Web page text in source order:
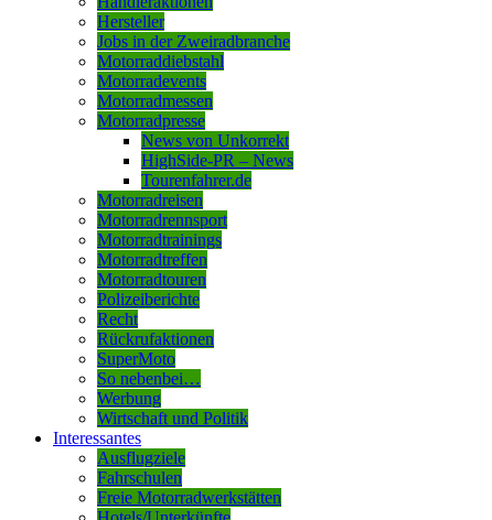
Hersteller
Jobs in der Zweiradbranche
Motorraddiebstahl
Motorradevents
Motorradmessen
Motorradpresse
News von Unkorrekt
HighSide-PR – News
Tourenfahrer.de
Motorradreisen
Motorradrennsport
Motorradtrainings
Motorradtreffen
Motorradtouren
Polizeiberichte
Recht
Rückrufaktionen
SuperMoto
So nebenbei…
Werbung
Wirtschaft und Politik
Interessantes
Ausflugziele
Fahrschulen
Freie Motorradwerkstätten